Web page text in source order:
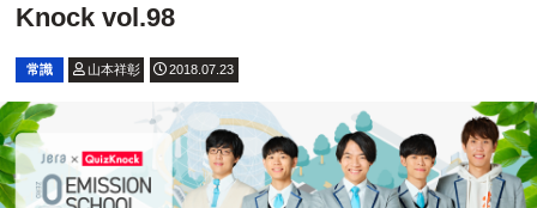
Knock vol.98
常識 山本祥彰 2018.07.23